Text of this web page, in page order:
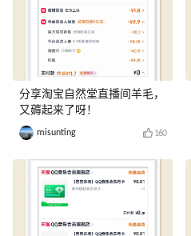
分享淘宝自然堂直播间羊毛，
又薅起来了呀！
misunting 160